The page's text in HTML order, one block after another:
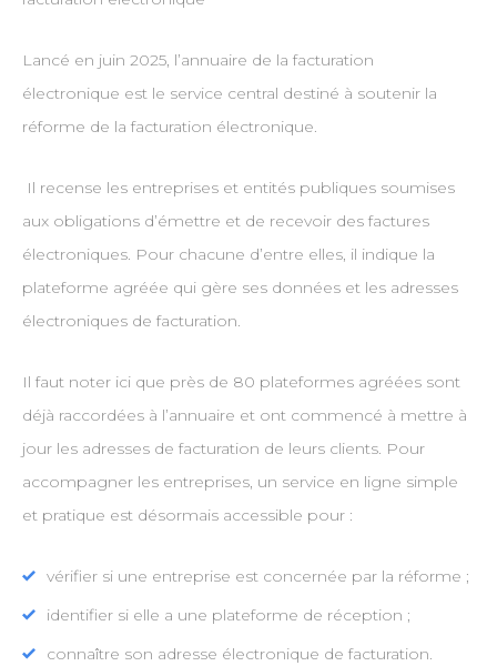
Lancé en juin 2025, l’annuaire de la facturation
électronique est le service central destiné à soutenir la
réforme de la facturation électronique.
Il recense les entreprises et entités publiques soumises
aux obligations d’émettre et de recevoir des factures
électroniques. Pour chacune d’entre elles, il indique la
plateforme agréée qui gère ses données et les adresses
électroniques de facturation.
Il faut noter ici que près de 80 plateformes agréées sont
déjà raccordées à l’annuaire et ont commencé à mettre à
jour les adresses de facturation de leurs clients. Pour
accompagner les entreprises, un service en ligne simple
et pratique est désormais accessible pour :
vérifier si une entreprise est concernée par la réforme ;
identifier si elle a une plateforme de réception ;
connaître son adresse électronique de facturation.